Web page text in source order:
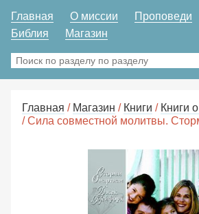
Главная О миссии Проповеди
Библия
Магазин
Главная / Магазин / Книги / Книги
/ Сила совместной молитвы.